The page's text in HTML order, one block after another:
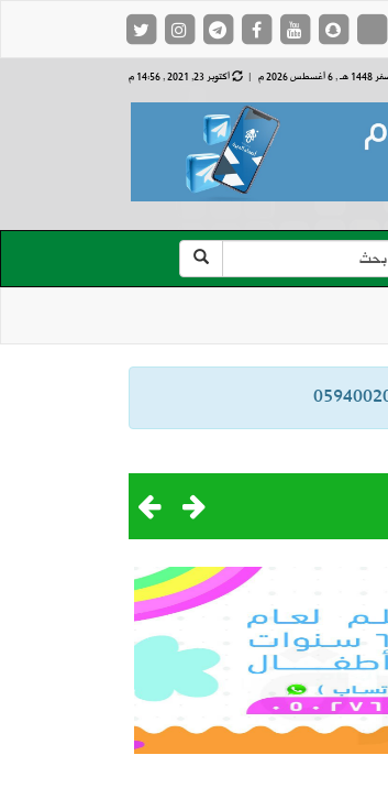
6 أغسطس 2026 م | أكتوبر 23, 2021 , 14:56 م